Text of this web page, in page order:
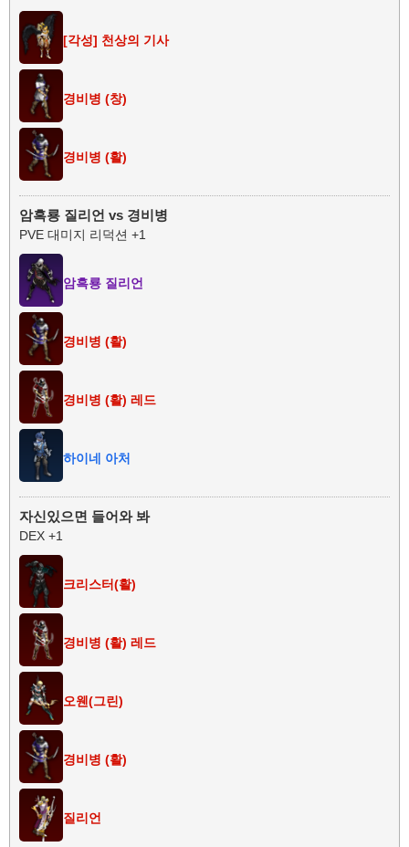
[각성] 천상의 기사
경비병 (창)
경비병 (활)
암흑룡 질리언 vs 경비병
PVE 대미지 리덕션 +1
암흑룡 질리언
경비병 (활)
경비병 (활) 레드
하이네 아처
자신있으면 들어와 봐
DEX +1
크리스터(활)
경비병 (활) 레드
오웬(그린)
경비병 (활)
질리언